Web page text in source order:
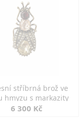
stříbrná brož ve
hmyzu s markazity
6 300 Kč